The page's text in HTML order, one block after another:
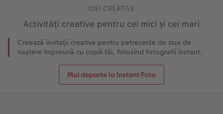
IDEI CREATIVE
Activități creative pentru cei mici și cei mari
Creează invitații creative pentru petrecerile de ziua de
naștere împreună cu copiii tăi, folosind fotografii instant.
Mai departe la Instant Foto